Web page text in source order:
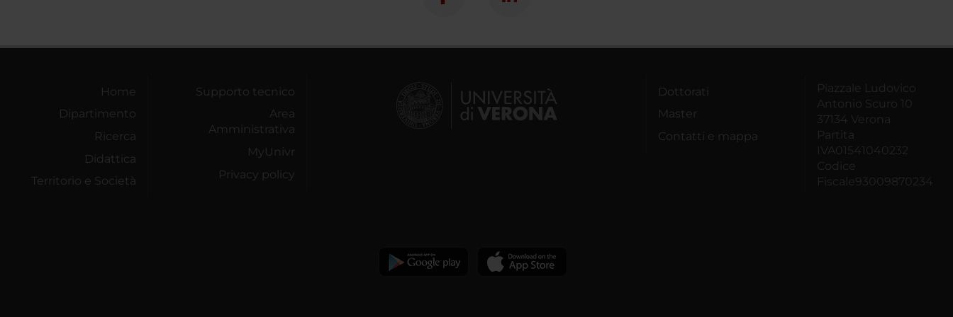
Home
Dipartimento
Ricerca
Didattica
Territorio e Società
Supporto tecnico
Area
Amministrativa
MyUnivr
Privacy policy
Dottorati
Master
Contatti e mappa
Piazzale Ludovico
Antonio Scuro 10
37134 Verona
Partita
IVA01541040232
Codice
Fiscale93009870234